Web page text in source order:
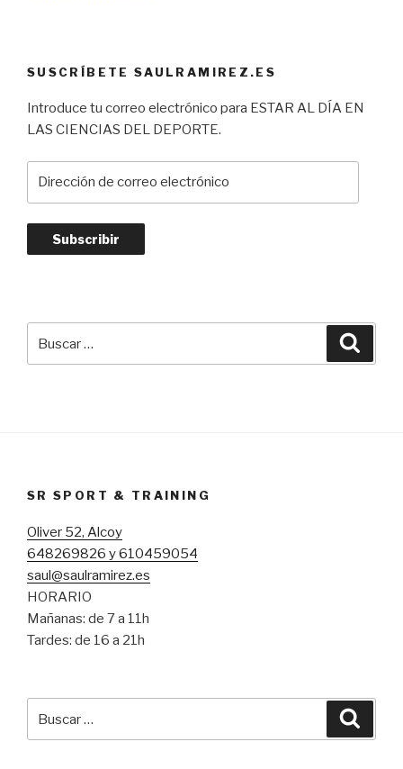
SUSCRÍBETE SAULRAMIREZ.ES
Introduce tu correo electrónico para ESTAR AL DÍA EN
LAS CIENCIAS DEL DEPORTE.
electrónico
Subscribir
por:
SR SPORT & TRAINING
Oliver 52, Alcoy
648269826 y 610459054
saul@saulramirez.es
HORARIO
Mañanas: de 7 a 11h
Tardes: de 16 a 21h
por: